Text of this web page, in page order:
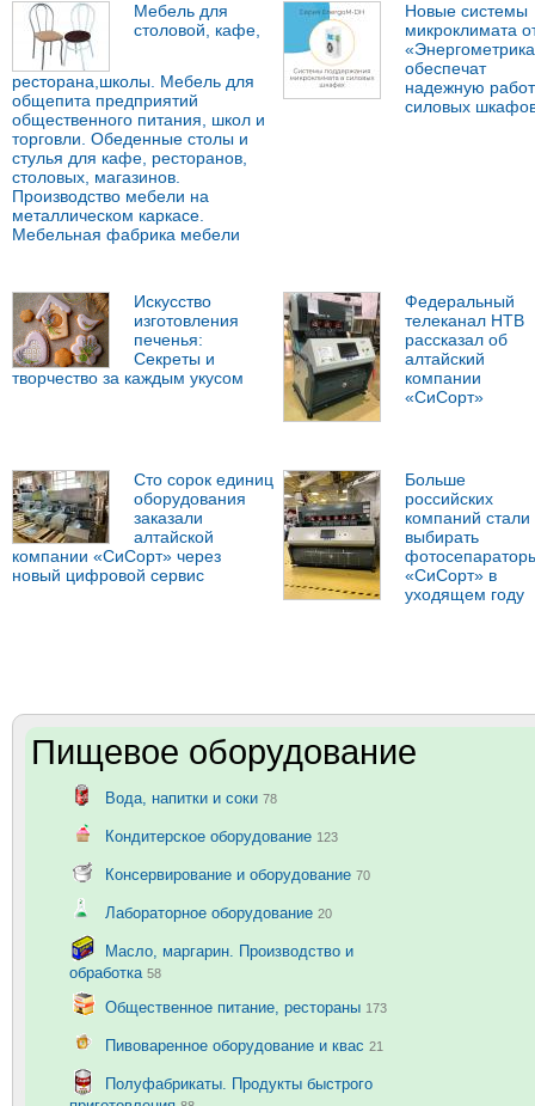
Мебель для
столовой, кафе,
ресторана,школы. Мебель для
общепита предприятий
общественного питания, школ и
торговли. Обеденные столы и
стулья для кафе, ресторанов,
столовых, магазинов.
Производство мебели на
металлическом каркасе.
Мебельная фабрика мебели
Новые системы
микроклимата
обеспечат
надежную
силовых
Искусство
изготовления
печенья:
Секреты и
творчество за каждым укусом
Федеральный
телеканал НТВ
рассказал об
алтайский
компании
«СиСорт»
Сто сорок единиц
оборудования
заказали
алтайской
компании «СиСорт» через
новый цифровой сервис
Больше
российских
компаний стали
выбирать
«СиСорт» в
уходящем году
Пищевое оборудование
Вода, напитки и соки 78
Кондитерское оборудование 123
Консервирование и оборудование 70
Лабораторное оборудование 20
Масло, маргарин. Производство и
обработка 58
Общественное питание, рестораны 173
Пивоваренное оборудование и квас 21
Полуфабрикаты. Продукты быстрого